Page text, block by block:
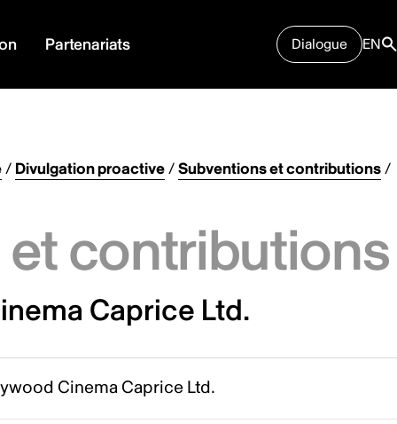
Partenariats Dialogue EN
/ Divulgation proactive/Subventions et contributions/
contributions
Caprice Ltd.
Cinema Caprice Ltd.